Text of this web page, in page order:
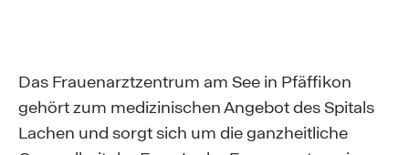
Das Frauenarztzentrum am See in Pfäffikon
gehört zum medizinischen Angebot des Spitals
Lachen und sorgt sich um die ganzheitliche